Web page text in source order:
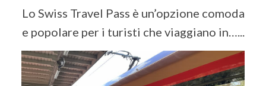
Lo Swiss Travel Pass è un’opzione comoda
e popolare per i turisti che viaggiano in…...